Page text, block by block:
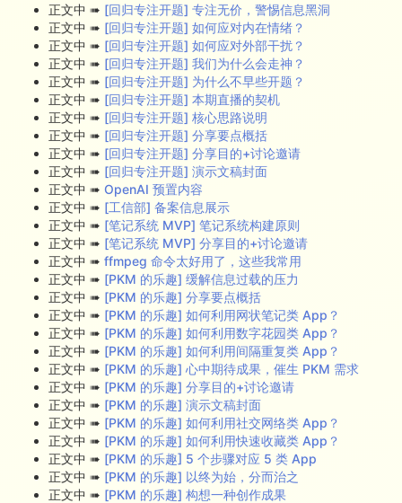
正文中 ➠ [回归专注开题] 专注无价，警惕信息黑洞
正文中 ➠ [回归专注开题] 如何应对内在情绪？
正文中 ➠ [回归专注开题] 如何应对外部干扰？
正文中 ➠ [回归专注开题] 我们为什么会走神？
正文中 ➠ [回归专注开题] 为什么不早些开题？
正文中 ➠ [回归专注开题] 本期直播的契机
正文中 ➠ [回归专注开题] 核心思路说明
正文中 ➠ [回归专注开题] 分享要点概括
正文中 ➠ [回归专注开题] 分享目的+讨论邀请
正文中 ➠ [回归专注开题] 演示文稿封面
正文中 ➠ OpenAI 预置内容
正文中 ➠ [工信部] 备案信息展示
正文中 ➠ [笔记系统 MVP] 笔记系统构建原则
正文中 ➠ [笔记系统 MVP] 分享目的+讨论邀请
正文中 ➠ ffmpeg 命令太好用了，这些我常用
正文中 ➠ [PKM 的乐趣] 缓解信息过载的压力
正文中 ➠ [PKM 的乐趣] 分享要点概括
正文中 ➠ [PKM 的乐趣] 如何利用网状笔记类 App？
正文中 ➠ [PKM 的乐趣] 如何利用数字花园类 App？
正文中 ➠ [PKM 的乐趣] 如何利用间隔重复类 App？
正文中 ➠ [PKM 的乐趣] 心中期待成果，催生 PKM 需求
正文中 ➠ [PKM 的乐趣] 分享目的+讨论邀请
正文中 ➠ [PKM 的乐趣] 演示文稿封面
正文中 ➠ [PKM 的乐趣] 如何利用社交网络类 App？
正文中 ➠ [PKM 的乐趣] 如何利用快速收藏类 App？
正文中 ➠ [PKM 的乐趣] 5 个步骤对应 5 类 App
正文中 ➠ [PKM 的乐趣] 以终为始，分而治之
正文中 ➠ [PKM 的乐趣] 构想一种创作成果